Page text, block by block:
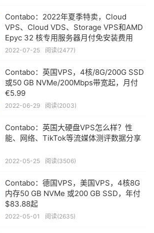
Contabo：2022年夏季特卖，Cloud
VPS、Cloud VDS、Storage VPS和AMD
Epyc 32 核专用服务器月付免安装费用
2022-07-25 阅读(2477)
Contabo：英国VPS，4核/8G/200G SSD
或50 GB NVMe/200Mbps带宽起，月付
€5.99
2022-06-29 阅读(2003)
Contabo：英国大硬盘VPS怎么样？性
能、网络、TikTok等流媒体测评数据分享
2022-05-25 阅读(3506)
Contabo：德国VPS，美国VPS，4核8G
内存50 GB NVMe 或200 GB SSD，年付
$83.88起
2022-05-01 阅读(2635)